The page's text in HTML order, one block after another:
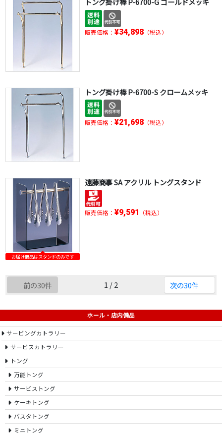
販売価格： ¥34,898（税込）
トング掛け棒 P-6700-S クロームメッキ
販売価格： ¥21,698（税込）
お届け商品はスタンドのみです
遠藤商事 SA アクリル トングスタンド
販売価格： ¥9,591 （税込）
前の30件 1 / 2 次の30件
ホール・店内備品
サービングカトラリー
サービスカトラリー
トング
万能トング
サービストング
ケーキトング
パスタトング
ミニトング